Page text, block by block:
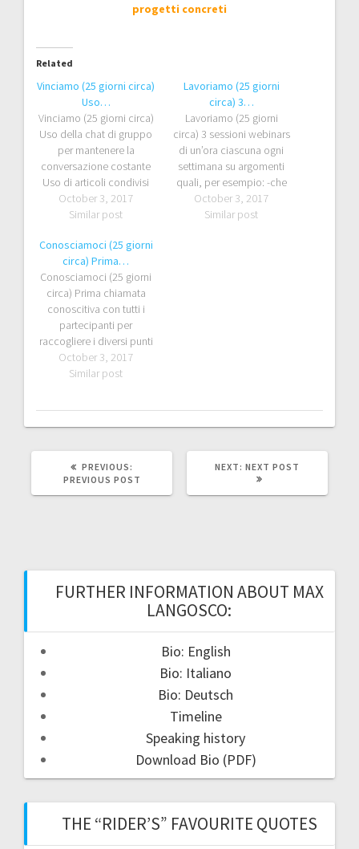
progetti concreti
Related
Vinciamo (25 giorni circa)
Uso…
Vinciamo (25 giorni circa)
Uso della chat di gruppo
per mantenere la
conversazione costante
Uso di articoli condivisi
e… Partecipazione alle
sessioni webinars di
accesso ai template
online (completamente
gratuiti)
October 3, 2017
Similar post
Lavoriamo (25 giorni
circa) 3…
Lavoriamo (25 giorni
circa) 3 sessioni webinars
di un’ora ciascuna ogni
settimana su argomenti
quali, per esempio: -che
cos’è il project
management -il “percorso
October 3, 2017
Similar post
Conosciamoci (25 giorni
circa) Prima…
Conosciamoci (25 giorni
circa) Prima chiamata
conoscitiva con tutti i
partecipanti per
raccogliere i diversi punti
di vista e le domande e
per condividere articoli
October 3, 2017
Similar post
PREVIOUS:
POST:
PREVIOUS POST
NEXT: NEXT
POST:
NEXT POST
FURTHER INFORMATION ABOUT MAX
LANGOSCO:
Bio: English
Bio: Italiano
Bio: Deutsch
Timeline
Speaking history
Download Bio (PDF)
THE “RIDER’S” FAVOURITE QUOTES